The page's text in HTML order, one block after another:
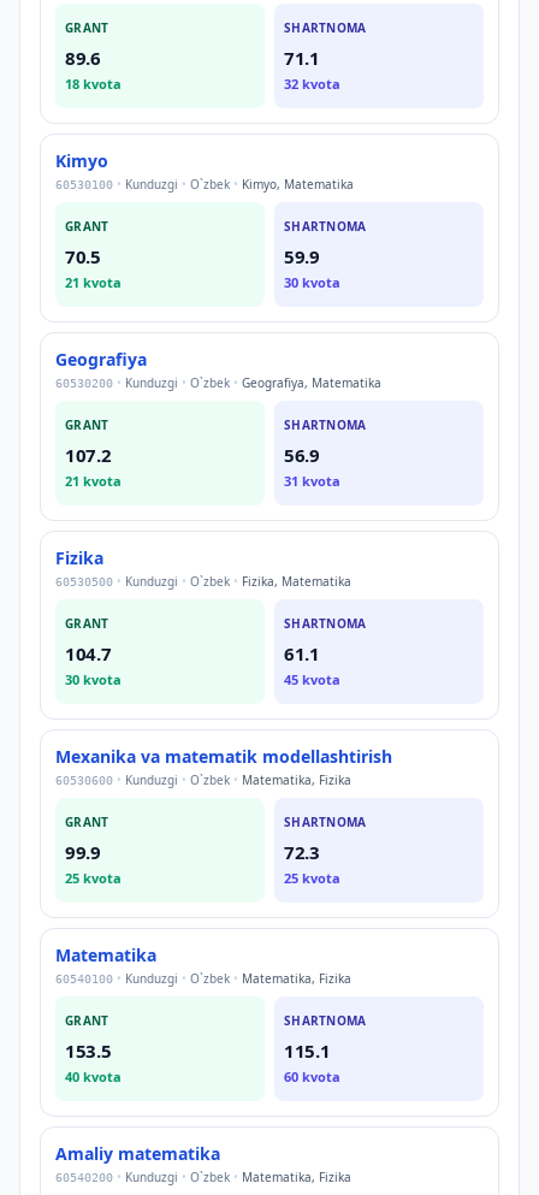
GRANT
89.6
18 kvota
SHARTNOMA
71.1
32 kvota
Kimyo
60530100 • Kunduzgi • O`zbek • Kimyo, Matematika
GRANT
70.5
21 kvota
SHARTNOMA
59.9
30 kvota
Geografiya
60530200 • Kunduzgi • O`zbek • Geografiya, Matematika
GRANT
107.2
21 kvota
SHARTNOMA
56.9
31 kvota
Fizika
60530500 • Kunduzgi • O`zbek • Fizika, Matematika
GRANT
104.7
30 kvota
SHARTNOMA
61.1
45 kvota
Mexanika va matematik modellashtirish
60530600 • Kunduzgi • O`zbek • Matematika, Fizika
GRANT
99.9
25 kvota
SHARTNOMA
72.3
25 kvota
Matematika
60540100 • Kunduzgi • O`zbek • Matematika, Fizika
GRANT
153.5
40 kvota
SHARTNOMA
115.1
60 kvota
Amaliy matematika
60540200 • Kunduzgi • O`zbek • Matematika, Fizika